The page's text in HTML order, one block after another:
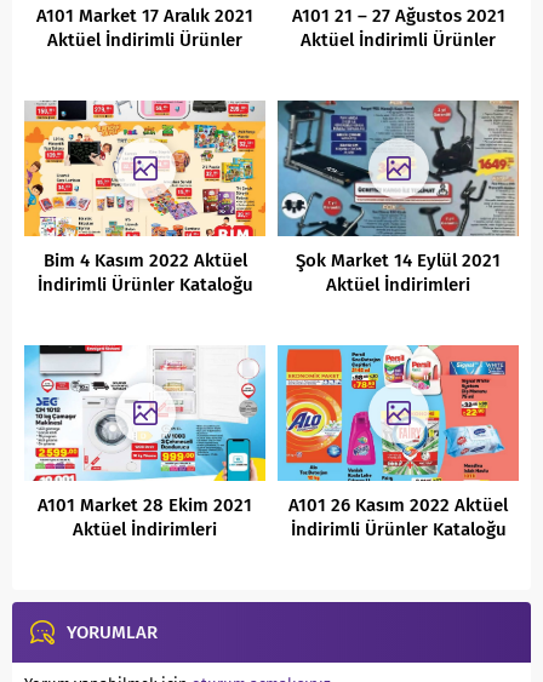
A101 Market 17 Aralık 2021
Aktüel İndirimli Ürünler
A101 21 – 27 Ağustos 2021
Aktüel İndirimli Ürünler
Bim 4 Kasım 2022 Aktüel
İndirimli Ürünler Kataloğu
Şok Market 14 Eylül 2021
Aktüel İndirimleri
A101 Market 28 Ekim 2021
Aktüel İndirimleri
A101 26 Kasım 2022 Aktüel
İndirimli Ürünler Kataloğu
YORUMLAR